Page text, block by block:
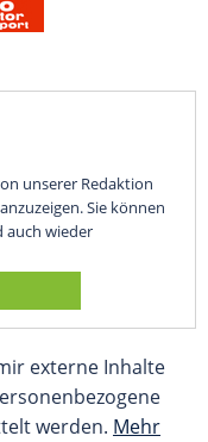
unserer Redaktion
Sie können
auch wieder
externe Inhalte
werden. Mehr